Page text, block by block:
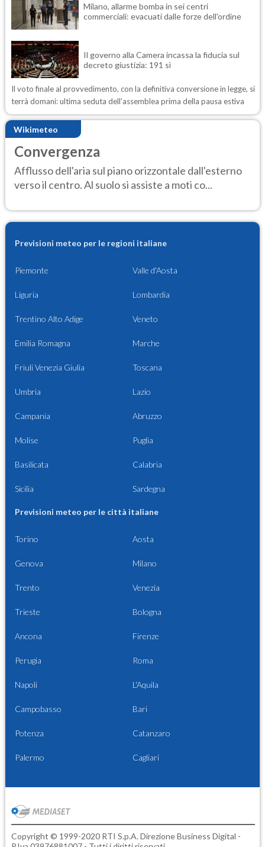
Milano, allarme bomba in sei centri
commerciali: evacuati dalle forze dell'ordine
Il governo alla Camera incassa la fiducia sul
decreto giustizia: 191 sì
Il voto finale al provvedimento, con la definitiva conversione in legge, si
terrà domani: ultima seduta dell'assemblea prima della pausa estiva
Wikimeteo
Convergenza
Afflusso dell'aria sul piano orizzontale dall'esterno
verso il centro. Al suolo si assiste a moti co...
Previsioni meteo per le regioni italiane
Piemonte Valle d'Aosta
Liguria Lombardia
Trentino Alto Adige Veneto
Emilia Romagna Marche
Friuli Venezia Giulia Toscana
Umbria Lazio
Campania Abruzzo
Molise Puglia
Basilicata Calabria
Sicilia Sardegna
Previsioni meteo per le città italiane
Torino Aosta
Genova Milano
Trento Venezia
Trieste Bologna
Ancona Firenze
Perugia Roma
Napoli L'Aquila
Campobasso Bari
Potenza Catanzaro
Palermo Cagliari
Copyright © 1999-2020 RTI S.p.A. Direzione Business Digital -